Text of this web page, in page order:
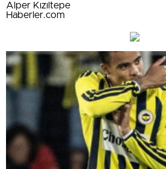
Alper Kızıltepe
Haberler.com